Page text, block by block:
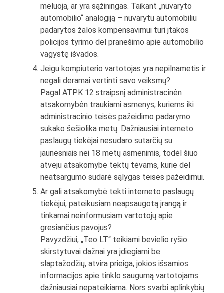
meluoja, ar yra sąžiningas. Taikant „nuvaryto
automobilio“ analogiją – nuvarytu automobiliu
padarytos žalos kompensavimui turi įtakos
policijos tyrimo dėl pranešimo apie automobilio
vagystę išvados.
Jeigu kompiuterio vartotojas yra nepilnametis ir
negali deramai vertinti savo veiksmų?
Pagal ATPK 12 straipsnį administracinėn
atsakomybėn traukiami asmenys, kuriems iki
administracinio teisės pažeidimo padarymo
sukako šešiolika metų. Dažniausiai interneto
paslaugų tiekėjai nesudaro sutarčių su
jaunesniais nei 18 metų asmenimis, todėl šiuo
atveju atsakomybė tektų tėvams, kurie dėl
neatsargumo sudarė sąlygas teisės pažeidimui.
Ar gali atsakomybė tekti interneto paslaugų
tiekėjui, pateikusiam neapsaugotą įrangą ir
tinkamai neinformusiam vartotojų apie
gresiančius pavojus?
Pavyzdžiui, „Teo LT“ teikiami bevielio ryšio
skirstytuvai dažnai yra įdiegiami be
slaptažodžių, atvira prieiga, jokios išsamios
informacijos apie tinklo saugumą vartotojams
dažniausiai nepateikiama. Nors svarbi aplinkybių